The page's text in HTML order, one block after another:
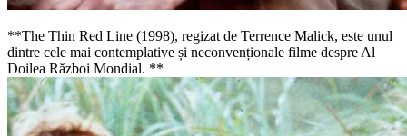
**The Thin Red Line (1998), regizat de Terrence Malick, este unul
dintre cele mai contemplative și neconvenționale filme despre Al
Doilea Război Mondial. **